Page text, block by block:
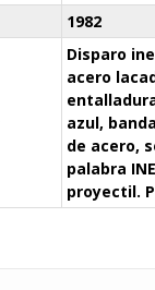
1982
Disparo
acero
azul,
de acero,
palabra
proyectil.